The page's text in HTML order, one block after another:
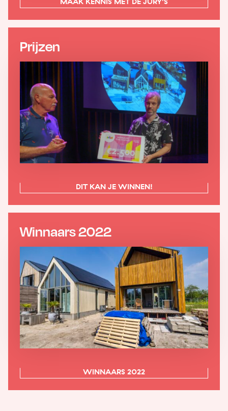
Prijzen
DIT KAN JE WINNEN!
Winnaars 2022
WINNAARS 2022